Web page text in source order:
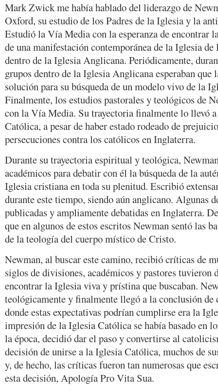
Mark Zwick me había hablado del liderazgo de
Oxford, su estudio de los Padres de la Iglesia y la
Estudió la Vía Media con la esperanza de encontrar
de una manifestación contemporánea de la Iglesia
dentro de la Iglesia Anglicana. Periódicamente,
grupos dentro de la Iglesia Anglicana esperaban
solución para su búsqueda de un modelo vivo de la
Finalmente, los estudios pastorales y teológicos de
con la Vía Media. Su trayectoria finalmente lo llevó
Católica, a pesar de haber estado rodeado de
persecuciones contra los católicos en Inglaterra.
Durante su trayectoria espiritual y teológica,
académicos para debatir con él la búsqueda de la
Iglesia cristiana en toda su plenitud. Escribió
durante este tiempo, siendo aún anglicano. Algunas
publicadas y ampliamente debatidas en Inglaterra.
que en algunos de estos escritos Newman sentó las
de la teología del cuerpo místico de Cristo.
Newman, al buscar este camino, recibió críticas de
siglos de divisiones, académicos y pastores tuvieron
encontrar la Iglesia viva y prístina que buscaban.
teológicamente y finalmente llegó a la conclusión de
donde estas expectativas podrían cumplirse era la
impresión de la Iglesia Católica se había basado en
la época, decidió dar el paso y convertirse al
decisión de unirse a la Iglesia Católica, muchos de
y, de hecho, las críticas fueron tan numerosas que
esta decisión, Apología Pro Vita Sua.